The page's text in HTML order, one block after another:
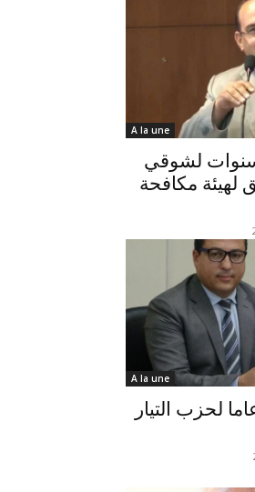
A la une
لشوقي
لهيئة مكافحة
A la une
لحزب التيار